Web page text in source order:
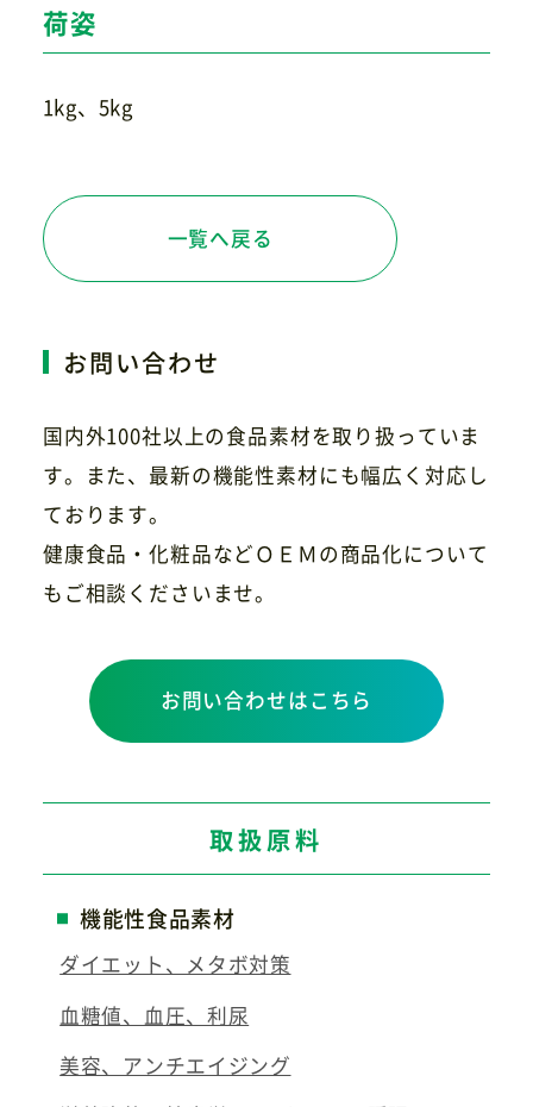
荷姿
1kg、5kg
一覧へ戻る
お問い合わせ
国内外100社以上の食品素材を取り扱っていま
す。また、最新の機能性素材にも幅広く対応し
ております。
健康食品・化粧品などＯＥＭの商品化について
もご相談くださいませ。
お問い合わせはこちら
取扱原料
機能性食品素材
ダイエット、メタボ対策
血糖値、血圧、利尿
美容、アンチエイジング